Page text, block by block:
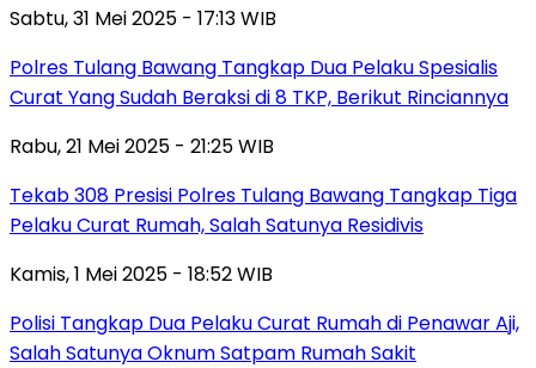
Sabtu, 31 Mei 2025 - 17:13 WIB
Polres Tulang Bawang Tangkap Dua Pelaku Spesialis
Curat Yang Sudah Beraksi di 8 TKP, Berikut Rinciannya
Rabu, 21 Mei 2025 - 21:25 WIB
Tekab 308 Presisi Polres Tulang Bawang Tangkap Tiga
Pelaku Curat Rumah, Salah Satunya Residivis
Kamis, 1 Mei 2025 - 18:52 WIB
Polisi Tangkap Dua Pelaku Curat Rumah di Penawar Aji,
Salah Satunya Oknum Satpam Rumah Sakit